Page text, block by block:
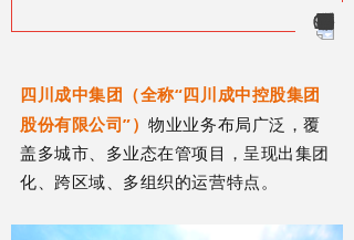
四川成中集团（全称“四川成中控股集团
股份有限公司”）物业业务布局广泛，覆
盖多城市、多业态在管项目，呈现出集团
化、跨区域、多组织的运营特点。